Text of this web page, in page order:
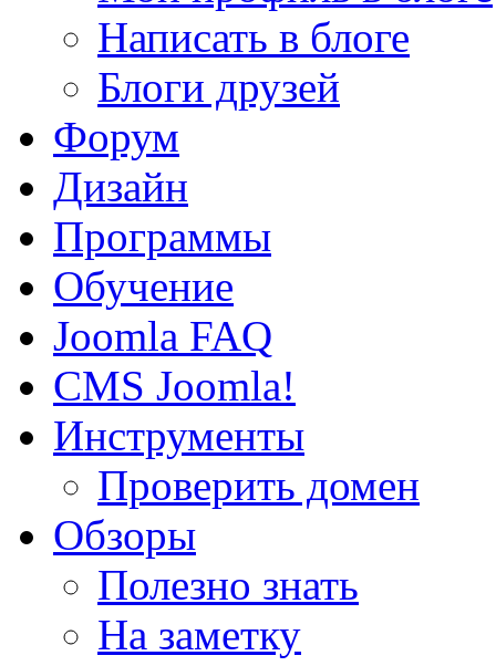
Написать в блоге
Блоги друзей
Форум
Дизайн
Программы
Обучение
Joomla FAQ
CMS Joomla!
Инструменты
Проверить домен
Обзоры
Полезно знать
На заметку